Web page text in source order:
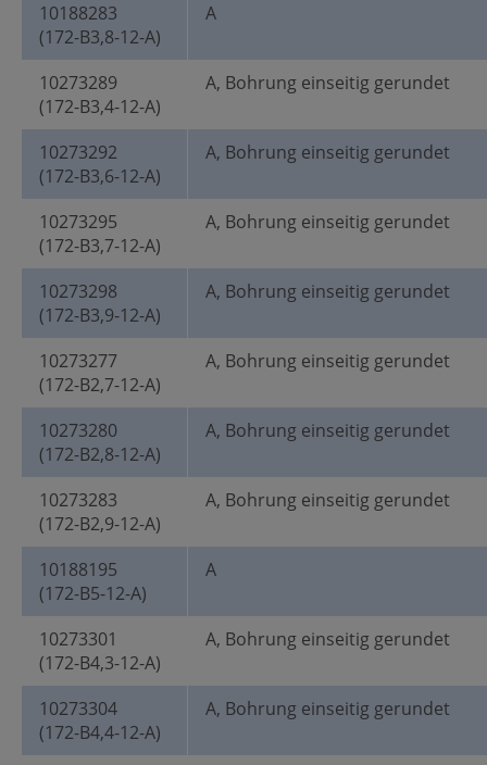
10188283
(172-B3,8-12-A)
A
10273289
(172-B3,4-12-A)
A, Bohrung einseitig gerundet
10273292
(172-B3,6-12-A)
A, Bohrung einseitig gerundet
10273295
(172-B3,7-12-A)
A, Bohrung einseitig gerundet
10273298
(172-B3,9-12-A)
A, Bohrung einseitig gerundet
10273277
(172-B2,7-12-A)
A, Bohrung einseitig gerundet
10273280
(172-B2,8-12-A)
A, Bohrung einseitig gerundet
10273283
(172-B2,9-12-A)
A, Bohrung einseitig gerundet
10188195
(172-B5-12-A)
A
10273301
(172-B4,3-12-A)
A, Bohrung einseitig gerundet
10273304
(172-B4,4-12-A)
A, Bohrung einseitig gerundet